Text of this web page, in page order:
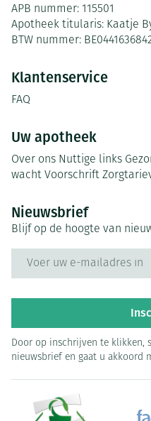
APB nummer: 115501
Apotheek titularis: Kaatje
BTW nummer:
Klantenservice
FAQ
Uw apotheek
Over ons Nuttige links
wacht Voorschrift
Nieuwsbrief
Blijf op de hoogte van
Door op inschrijven te klikken,
nieuwsbrief en gaat u akkoord